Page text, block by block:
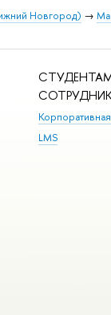
Новгород) →
LMS